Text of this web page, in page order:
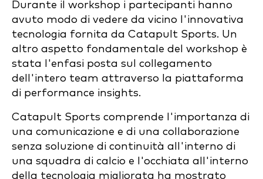
Durante il workshop i partecipanti hanno
avuto modo di vedere da vicino l'innovativa
tecnologia fornita da Catapult Sports. Un
altro aspetto fondamentale del workshop è
stata l'enfasi posta sul collegamento
dell'intero team attraverso la piattaforma
di performance insights.
Catapult Sports comprende l'importanza di
una comunicazione e di una collaborazione
senza soluzione di continuità all'interno di
una squadra di calcio e l'occhiata all'interno
della tecnologia migliorata ha mostrato